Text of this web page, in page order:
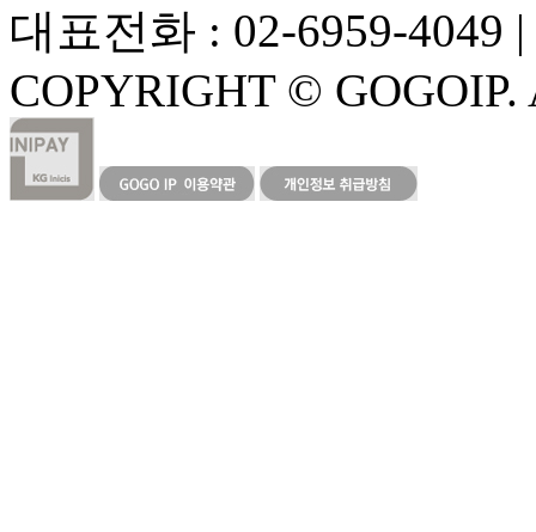
대표전화 : 02-6959-4049
COPYRIGHT ©